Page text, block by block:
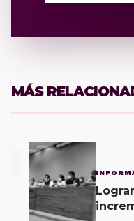
MÁS